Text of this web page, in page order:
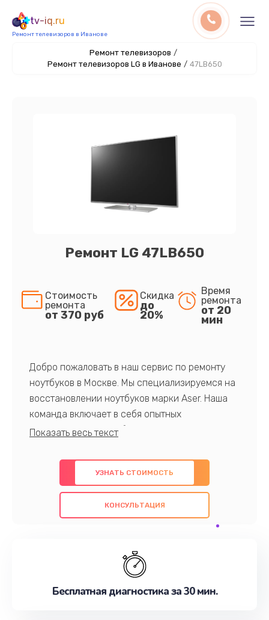
tv-iq.ru
Ремонт телевизоров в Иванове
Ремонт телевизоров /
Ремонт телевизоров LG в Иванове / 47LB650
Ремонт LG 47LB650
Стоимость
ремонта
от 370 руб
Скидка
до
20%
Время
ремонта
от 20
мин
Добро пожаловать в наш сервис по ремонту
ноутбуков в Москве. Мы специализируемся на
восстановлении ноутбуков марки Aser. Наша
команда включает в себя опытных
профессионалов с обширными знаниями и
предлагаем быстрый и качественный ремонт с
использованием оригинальных компонентов, а
также гарантируем качество всех
проведенных работ. Наша цель - предоставить
наилучшим образом. Не медлите записаться на
УЗНАТЬ СТОИМОСТЬ
КОНСУЛЬТАЦИЯ
Бесплатная диагностика за 30 мин.